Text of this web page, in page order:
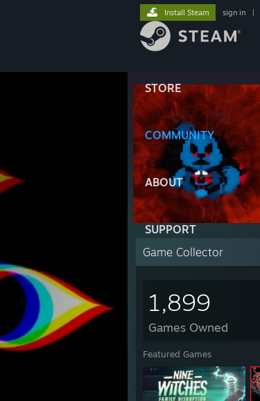
STORE
COMMUNITY
ABOUT
SUPPORT
Install Steam sign in
Game Collector
1,899
Games Owned
Featured Games